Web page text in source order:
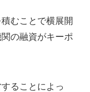
むことで横展開
の融資がキーポ
ることによっ